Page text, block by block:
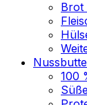
Brot
100